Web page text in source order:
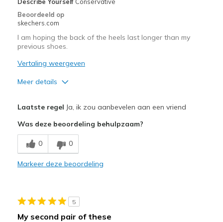
Beoordeeld op
skechers.com
I am hoping the back of the heels last longer than my
previous shoes.
Vertaling weergeven
Meer details
Breathe Well
Comfortable
and the heels wear holes in them
Laatste regel Ja, ik zou aanbevelen aan een vriend
Was deze beoordeling behulpzaam?
0 0
Markeer deze beoordeling
5
My second pair of these